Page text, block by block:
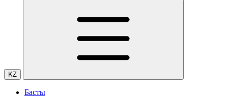
KZ
Басты